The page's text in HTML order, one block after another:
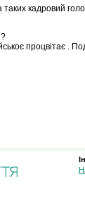
кадровий
процвітає .